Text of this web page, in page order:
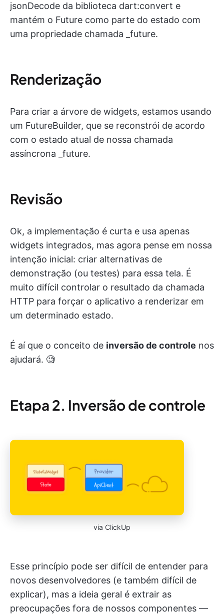
jsonDecode da biblioteca dart:convert e
mantém o Future como parte do estado com
uma propriedade chamada _future.
Renderização
Para criar a árvore de widgets, estamos usando
um FutureBuilder, que se reconstrói de acordo
com o estado atual de nossa chamada
assíncrona _future.
Revisão
Ok, a implementação é curta e usa apenas
widgets integrados, mas agora pense em nossa
intenção inicial: criar alternativas de
demonstração (ou testes) para essa tela. É
muito difícil controlar o resultado da chamada
HTTP para forçar o aplicativo a renderizar em
um determinado estado.
É aí que o conceito de inversão de controle nos
ajudará. 🧐
Etapa 2. Inversão de controle
via ClickUp
Esse princípio pode ser difícil de entender para
novos desenvolvedores (e também difícil de
explicar), mas a ideia geral é extrair as
preocupações fora de nossos componentes —